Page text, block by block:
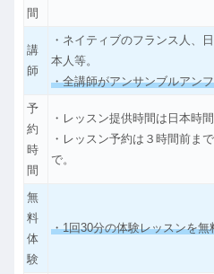
間
講
師
・ネイティブのフランス人、
本人等。
・全講師がアンサンブルアン
予
約
時
間
・レッスン提供時間は日本時
・レッスン予約は３時間前ま
で。
無
料
体
験
・1回30分の体験レッスンを無